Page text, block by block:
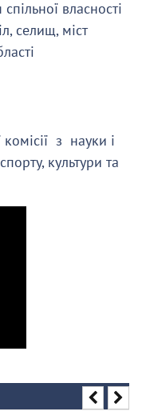
власності
селищ, міст
комісії з науки і
культури та